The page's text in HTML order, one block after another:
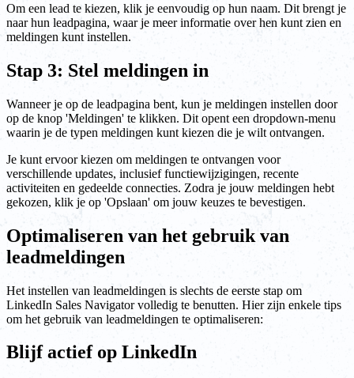
Om een lead te kiezen, klik je eenvoudig op hun naam. Dit brengt je
naar hun leadpagina, waar je meer informatie over hen kunt zien en
meldingen kunt instellen.
Stap 3: Stel meldingen in
Wanneer je op de leadpagina bent, kun je meldingen instellen door
op de knop 'Meldingen' te klikken. Dit opent een dropdown-menu
waarin je de typen meldingen kunt kiezen die je wilt ontvangen.
Je kunt ervoor kiezen om meldingen te ontvangen voor
verschillende updates, inclusief functiewijzigingen, recente
activiteiten en gedeelde connecties. Zodra je jouw meldingen hebt
gekozen, klik je op 'Opslaan' om jouw keuzes te bevestigen.
Optimaliseren van het gebruik van
leadmeldingen
Het instellen van leadmeldingen is slechts de eerste stap om
LinkedIn Sales Navigator volledig te benutten. Hier zijn enkele tips
om het gebruik van leadmeldingen te optimaliseren:
Blijf actief op LinkedIn